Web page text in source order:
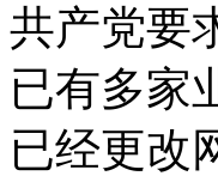
共产党要
已有多家
已经更改